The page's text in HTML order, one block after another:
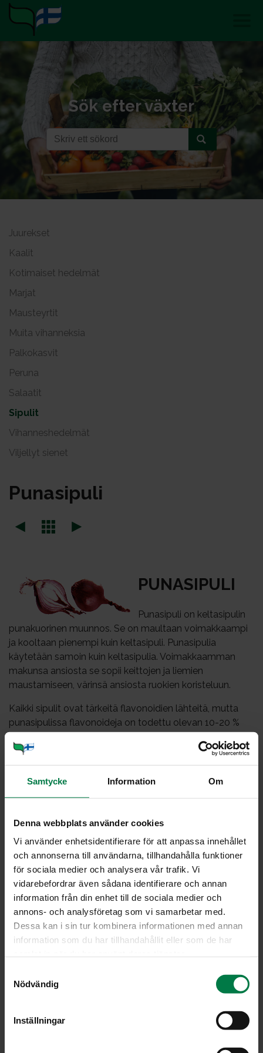
Samtycke Information Om
Denna webbplats använder cookies
Vi använder enhetsidentifierare för att anpassa innehållet
och annonserna till användarna, tillhandahålla funktioner
för sociala medier och analysera vår trafik. Vi
vidarebefordrar även sådana identifierare och annan
information från din enhet till de sociala medier och
annons- och analysföretag som vi samarbetar med.
Dessa kan i sin tur kombinera informationen med annan
information som du har tillhandahållit eller som de har
Nödvändig
Inställningar
Sök efter växter
Juurekset
Kaalit
Kotimaiset hedelmät
Marjat
Mausteyrtit
Muita vihanneksia
Palkokasvit
Peruna
Salaatit
Sipulit
Vihanneshedelmät
Viljellyt sienet
Pu­na­si­pu­li
PU­NA­SI­PU­LI
Punasipuli on keltasipulin
punakuorinen muunnos. Se on maultaan voimakkaampi
ja kooltaan pienempi kuin keltasipuli. Punasipulia
käytetään samoin kuin keltasipulia. Voimakkaamman
makunsa ansiosta se sopii keittojen ja liemien
maustamiseen, värinsä ansiosta ruokien koristeluun.
Kaikki sipulit ovat tärkeitä flavonoidien lähteitä, mutta
punasipulissa flavonoideja on todettu olevan 10-20 %
Kuivattu sipuli homehtuu helposti kosteassa. Siksi sipulit
kylmässä, +2 – +5 asteessa.
KEL­TA­SI­PU­LI (Al­lium ce­pa)
Keski-Aasiasta kotoisin oleva keltasipuli on hyvin vanha
viljelykasvi. Niin Kiinassa kuin Egytissäkin sitä on viljelty
yli 3000 vuotta. Sipuleita arvostetaan erityisesti
kulinarististen ominaisuuksiensa takia. Lääkinnällisten
jopa fuktionaalisina elintarvikkeina. Sipulin voimakas
maku ja tuoksu johtuvat rikkiyhdisteitä sisältävistä
kuoriminen helpottuu, kun se tehdään juoksevan veden
alla tai sipulit kastetaan hetkeksi kylmään veteen.
vielä voimakkaampi kuin etelämmässä kasvaneilla